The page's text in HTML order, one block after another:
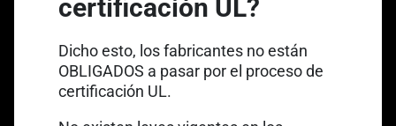
certificación UL?
Dicho esto, los fabricantes no están
OBLIGADOS a pasar por el proceso de
certificación UL.